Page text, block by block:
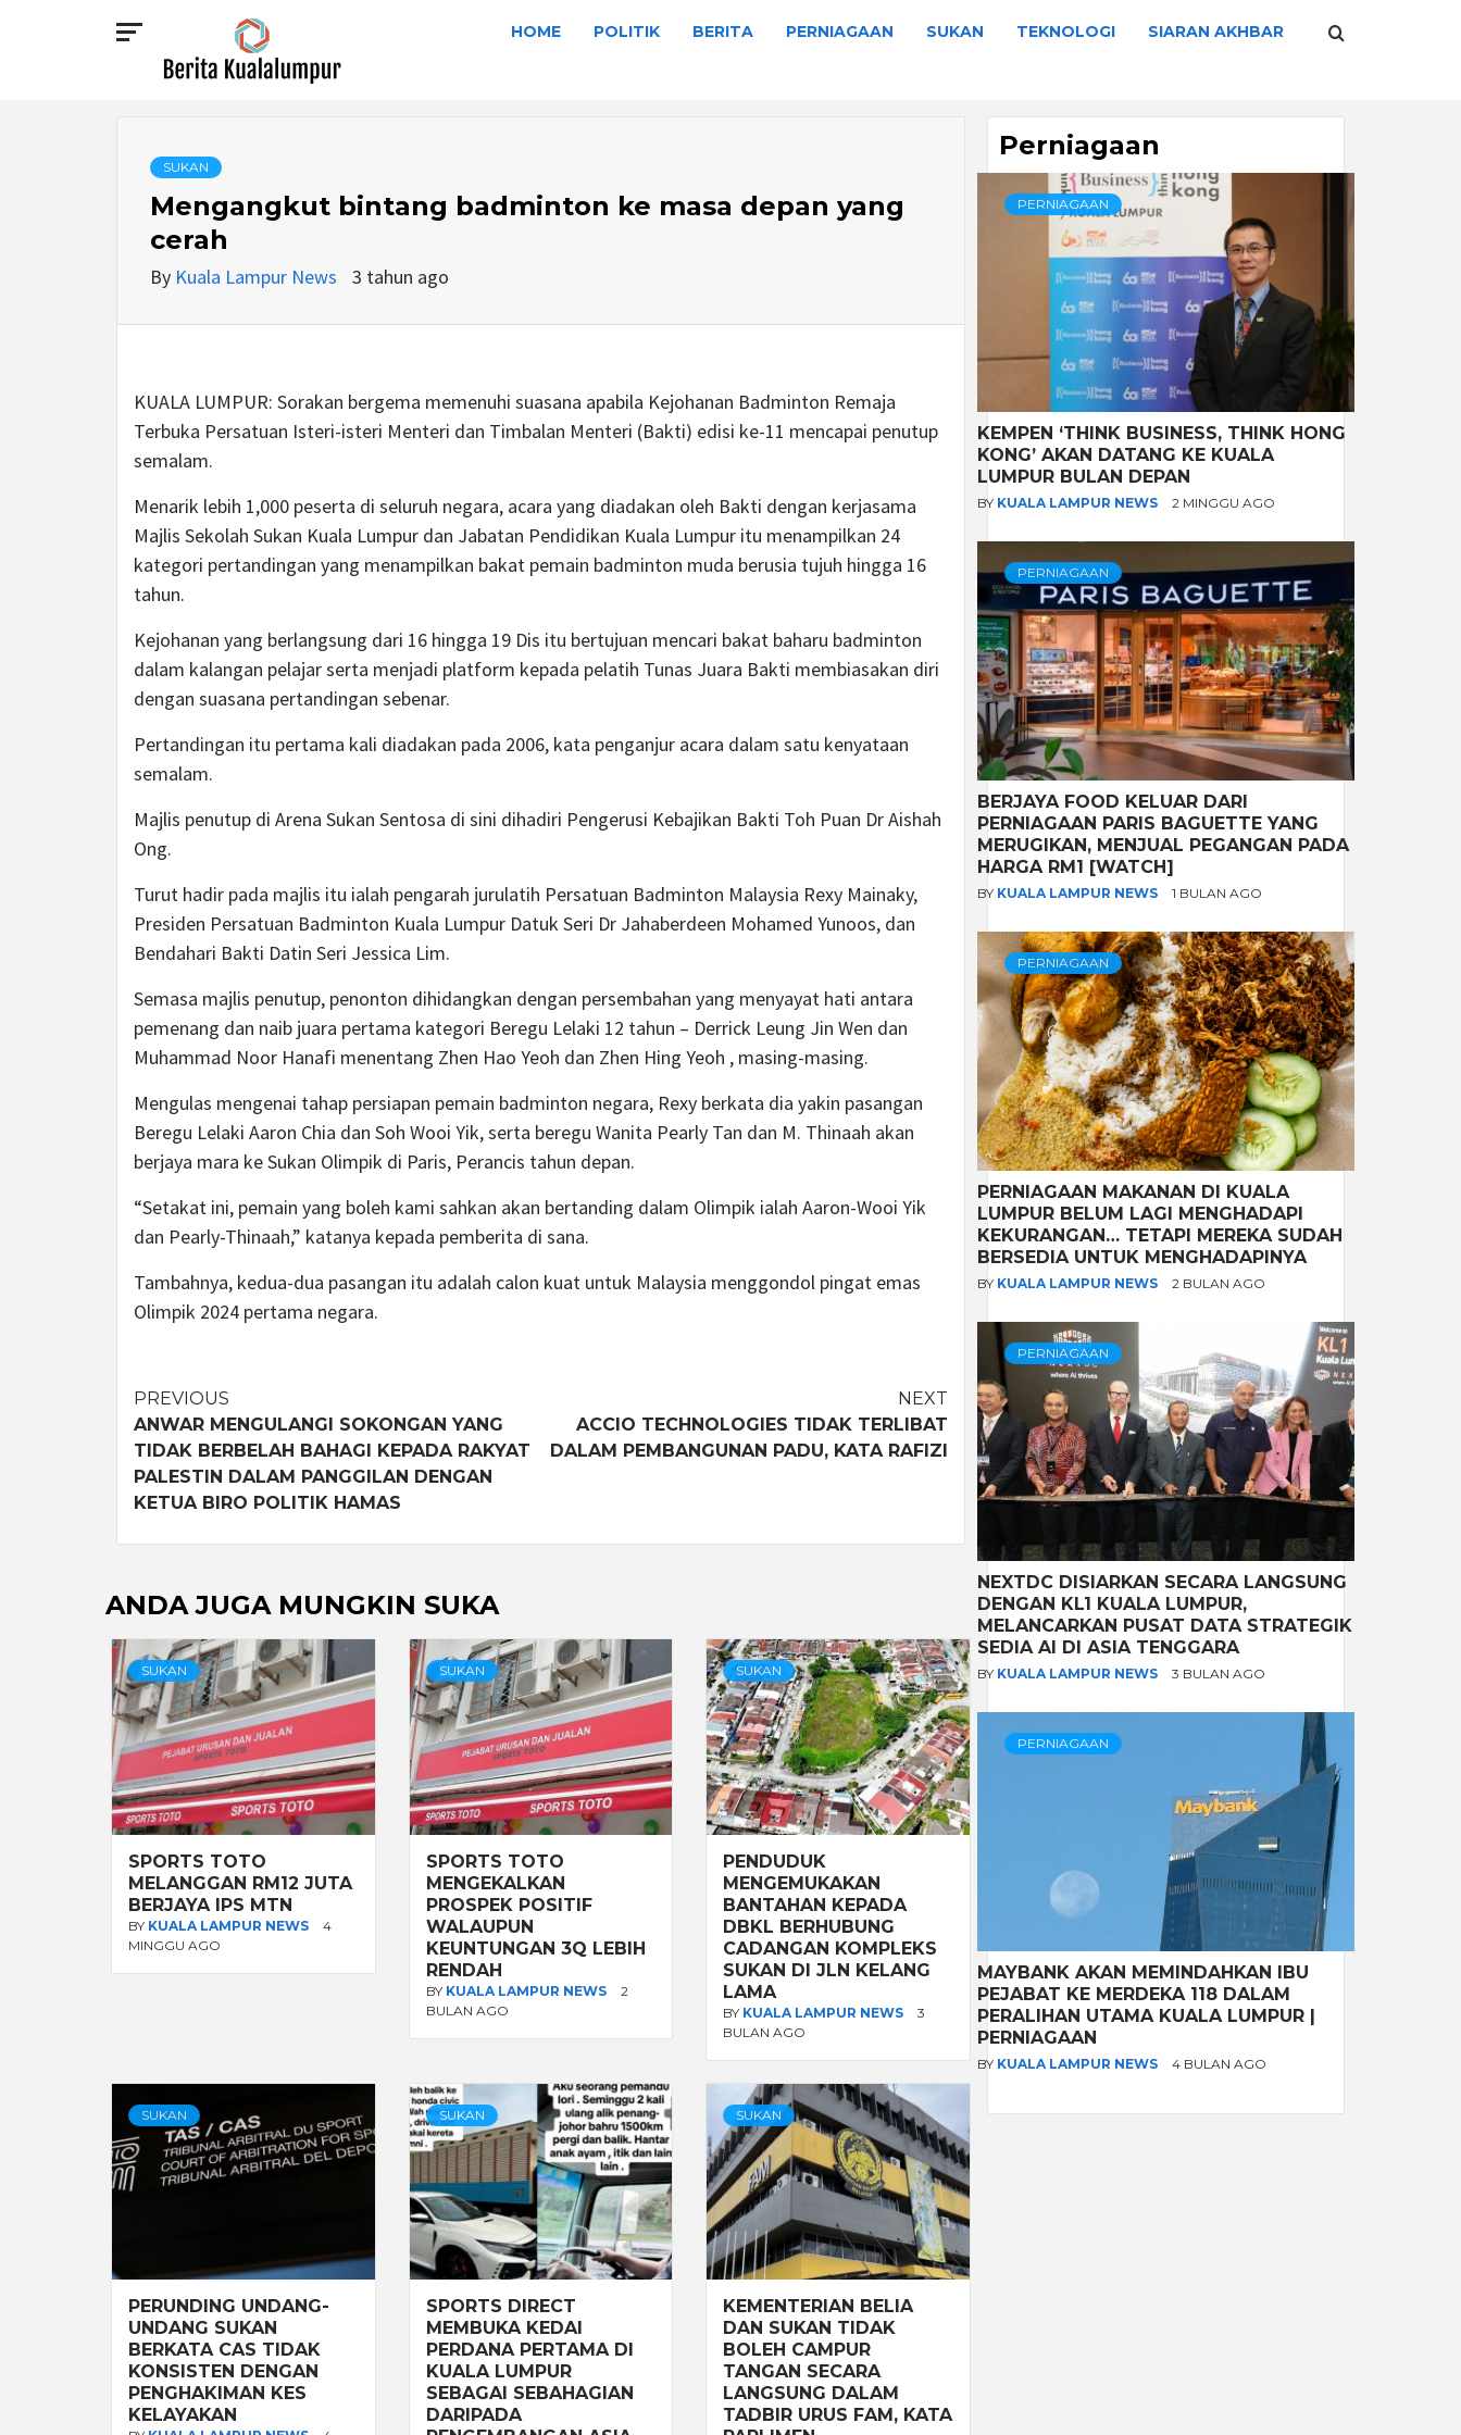
BERITA
KUALALUMPUR
HOME POLITIK BERITA PERNIAGAAN SUKAN TEKNOLOGI SIARAN AKHBAR
SUKAN
Mengangkut bintang badminton ke masa depan yang
cerah
By Kuala Lampur News 3 tahun ago
KUALA LUMPUR: Sorakan bergema memenuhi suasana apabila Kejohanan Badminton Remaja
Terbuka Persatuan Isteri-isteri Menteri dan Timbalan Menteri (Bakti) edisi ke-11 mencapai penutup
semalam.
Menarik lebih 1,000 peserta di seluruh negara, acara yang diadakan oleh Bakti dengan kerjasama
Majlis Sekolah Sukan Kuala Lumpur dan Jabatan Pendidikan Kuala Lumpur itu menampilkan 24
kategori pertandingan yang menampilkan bakat pemain badminton muda berusia tujuh hingga 16
tahun.
Kejohanan yang berlangsung dari 16 hingga 19 Dis itu bertujuan mencari bakat baharu badminton
dalam kalangan pelajar serta menjadi platform kepada pelatih Tunas Juara Bakti membiasakan diri
dengan suasana pertandingan sebenar.
Pertandingan itu pertama kali diadakan pada 2006, kata penganjur acara dalam satu kenyataan
semalam.
Majlis penutup di Arena Sukan Sentosa di sini dihadiri Pengerusi Kebajikan Bakti Toh Puan Dr Aishah
Ong.
Turut hadir pada majlis itu ialah pengarah jurulatih Persatuan Badminton Malaysia Rexy Mainaky,
Presiden Persatuan Badminton Kuala Lumpur Datuk Seri Dr Jahaberdeen Mohamed Yunoos, dan
Bendahari Bakti Datin Seri Jessica Lim.
Semasa majlis penutup, penonton dihidangkan dengan persembahan yang menyayat hati antara
pemenang dan naib juara pertama kategori Beregu Lelaki 12 tahun – Derrick Leung Jin Wen dan
Muhammad Noor Hanafi menentang Zhen Hao Yeoh dan Zhen Hing Yeoh , masing-masing.
Mengulas mengenai tahap persiapan pemain badminton negara, Rexy berkata dia yakin pasangan
Beregu Lelaki Aaron Chia dan Soh Wooi Yik, serta beregu Wanita Pearly Tan dan M. Thinaah akan
berjaya mara ke Sukan Olimpik di Paris, Perancis tahun depan.
“Setakat ini, pemain yang boleh kami sahkan akan bertanding dalam Olimpik ialah Aaron-Wooi Yik
dan Pearly-Thinaah,” katanya kepada pemberita di sana.
Tambahnya, kedua-dua pasangan itu adalah calon kuat untuk Malaysia menggondol pingat emas
Olimpik 2024 pertama negara.
Post
navigation
PREVIOUS
ANWAR MENGULANGI SOKONGAN YANG
TIDAK BERBELAH BAHAGI KEPADA RAKYAT
PALESTIN DALAM PANGGILAN DENGAN
KETUA BIRO POLITIK HAMAS
NEXT
ACCIO TECHNOLOGIES TIDAK TERLIBAT
DALAM PEMBANGUNAN PADU, KATA RAFIZI
ANDA JUGA MUNGKIN SUKA
SUKAN
SPORTS TOTO
MELANGGAN RM12 JUTA
BERJAYA IPS MTN
BY KUALA LAMPUR NEWS
4
MINGGU AGO
SUKAN
SPORTS TOTO
MENGEKALKAN
PROSPEK POSITIF
WALAUPUN
KEUNTUNGAN 3Q LEBIH
RENDAH
BY KUALA LAMPUR NEWS
2
BULAN AGO
SUKAN
PENDUDUK
MENGEMUKAKAN
BANTAHAN KEPADA
DBKL BERHUBUNG
CADANGAN KOMPLEKS
SUKAN DI JLN KELANG
LAMA
BY KUALA LAMPUR NEWS
3
BULAN AGO
SUKAN
PERUNDING UNDANG-
UNDANG SUKAN
BERKATA CAS TIDAK
KONSISTEN DENGAN
PENGHAKIMAN KES
KELAYAKAN
SUKAN
SPORTS DIRECT
MEMBUKA KEDAI
PERDANA PERTAMA DI
KUALA LUMPUR
SEBAGAI SEBAHAGIAN
DARIPADA
SUKAN
KEMENTERIAN BELIA
DAN SUKAN TIDAK
BOLEH CAMPUR
TANGAN SECARA
LANGSUNG DALAM
TADBIR URUS FAM, KATA
Perniagaan
PERNIAGAAN
KEMPEN ‘THINK BUSINESS, THINK HONG
KONG’ AKAN DATANG KE KUALA
LUMPUR BULAN DEPAN
BY KUALA LAMPUR NEWS 2 MINGGU AGO
PERNIAGAAN
BERJAYA FOOD KELUAR DARI
PERNIAGAAN PARIS BAGUETTE YANG
MERUGIKAN, MENJUAL PEGANGAN PADA
HARGA RM1 [WATCH]
BY KUALA LAMPUR NEWS 1 BULAN AGO
PERNIAGAAN
PERNIAGAAN MAKANAN DI KUALA
LUMPUR BELUM LAGI MENGHADAPI
KEKURANGAN… TETAPI MEREKA SUDAH
BERSEDIA UNTUK MENGHADAPINYA
BY KUALA LAMPUR NEWS 2 BULAN AGO
PERNIAGAAN
NEXTDC DISIARKAN SECARA LANGSUNG
DENGAN KL1 KUALA LUMPUR,
MELANCARKAN PUSAT DATA STRATEGIK
SEDIA AI DI ASIA TENGGARA
BY KUALA LAMPUR NEWS 3 BULAN AGO
PERNIAGAAN
MAYBANK AKAN MEMINDAHKAN IBU
PEJABAT KE MERDEKA 118 DALAM
PERALIHAN UTAMA KUALA LUMPUR |
PERNIAGAAN
BY KUALA LAMPUR NEWS 4 BULAN AGO